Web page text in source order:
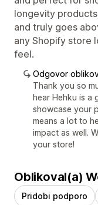
longevity
and truly goes
any Shopify store
feel.
Odgovor
Thank you so
hear Hehku is a
showcase your
means a lot to
impact as well.
your store!
Oblikoval(a)
Pridobi podporo